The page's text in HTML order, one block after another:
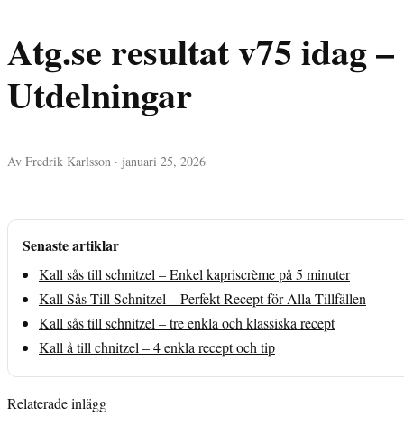
Atg.se resultat v75 idag
Utdelningar
Av Fredrik Karlsson · januari 25, 2026
Senaste artiklar
Kall sås till schnitzel – Enkel kapriscrème på 5 minuter
Kall Sås Till Schnitzel – Perfekt Recept för Alla Tillfällen
Kall sås till schnitzel – tre enkla och klassiska recept
Kall å till chnitzel – 4 enkla recept och tip
Relaterade inlägg